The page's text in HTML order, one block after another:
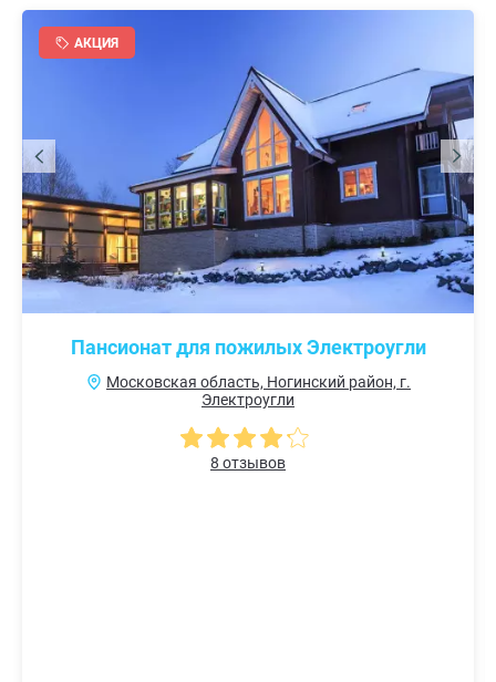
АКЦИЯ
Пансионат для пожилых Электроугли
Московская область, Ногинский район, г.
Электроугли
8 отзывов